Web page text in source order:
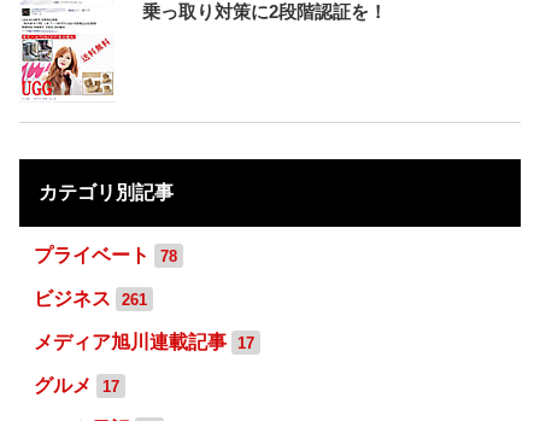
乗っ取り対策に2段階認証を！
カテゴリ別記事
プライベート 78
ビジネス 261
メディア旭川連載記事 17
グルメ 17